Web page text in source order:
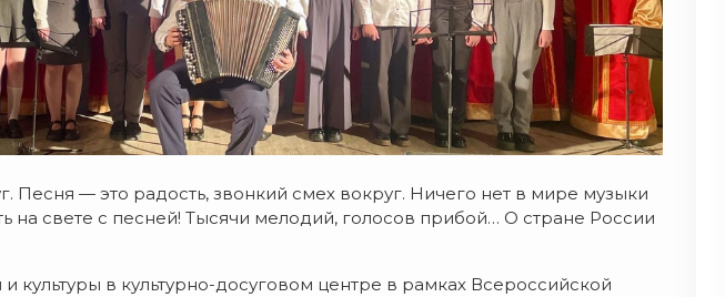
Песня — это радость, звонкий смех вокруг. Ничего нет в мире музыки
на свете с песней! Тысячи мелодий, голосов прибой… О стране России
культуры в культурно-досуговом центре в рамках Всероссийской